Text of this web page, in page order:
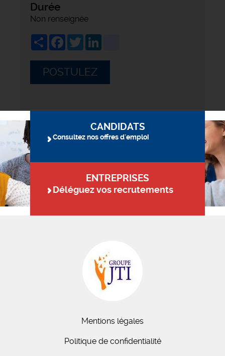
Durée
Non renseignée
ShareFacebook
Twitter
POSTULEZ
CANDIDATS
Consultez nos offres d'emploi
ENTREPRISES
Déléguez vos recrutements
Mentions légales
Politique de confidentialité